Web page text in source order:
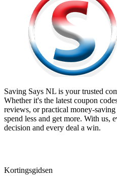
Saving Says NL is your trusted
Whether it's the latest coupon
reviews, or practical money-
spend less and get more. With us,
decision and every deal a win.
Kortingsgidsen